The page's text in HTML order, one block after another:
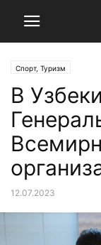
Спорт, Туризм
В
12.07.2023